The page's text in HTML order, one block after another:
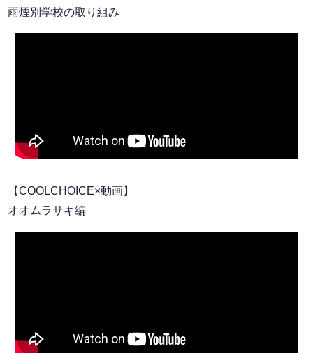
雨煙別学校の取り組み
【COOLCHOICE×動画】
オオムラサキ編